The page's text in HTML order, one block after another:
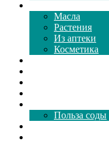
Масла
Растения
Из аптеки
Косметика
Польза соды